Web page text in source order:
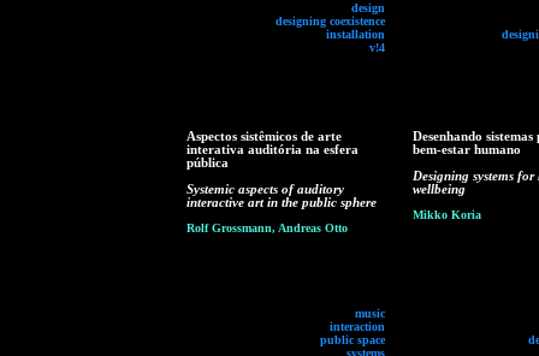
design
designing coexistence
installation
v!4
Aspectos sistêmicos de arte
interativa auditória na esfera
pública
Systemic aspects of auditory
interactive art in the public sphere
Rolf Grossmann, Andreas Otto
music
interaction
public space
systems
Desenhando sistemas
bem-estar humano
Designing systems for
wellbeing
Mikko Koria